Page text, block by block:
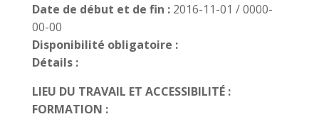
Date de début et de fin : 2016-11-01 / 0000-
00-00
Disponibilité obligatoire :
Détails :
LIEU DU TRAVAIL ET ACCESSIBILITÉ :
FORMATION :